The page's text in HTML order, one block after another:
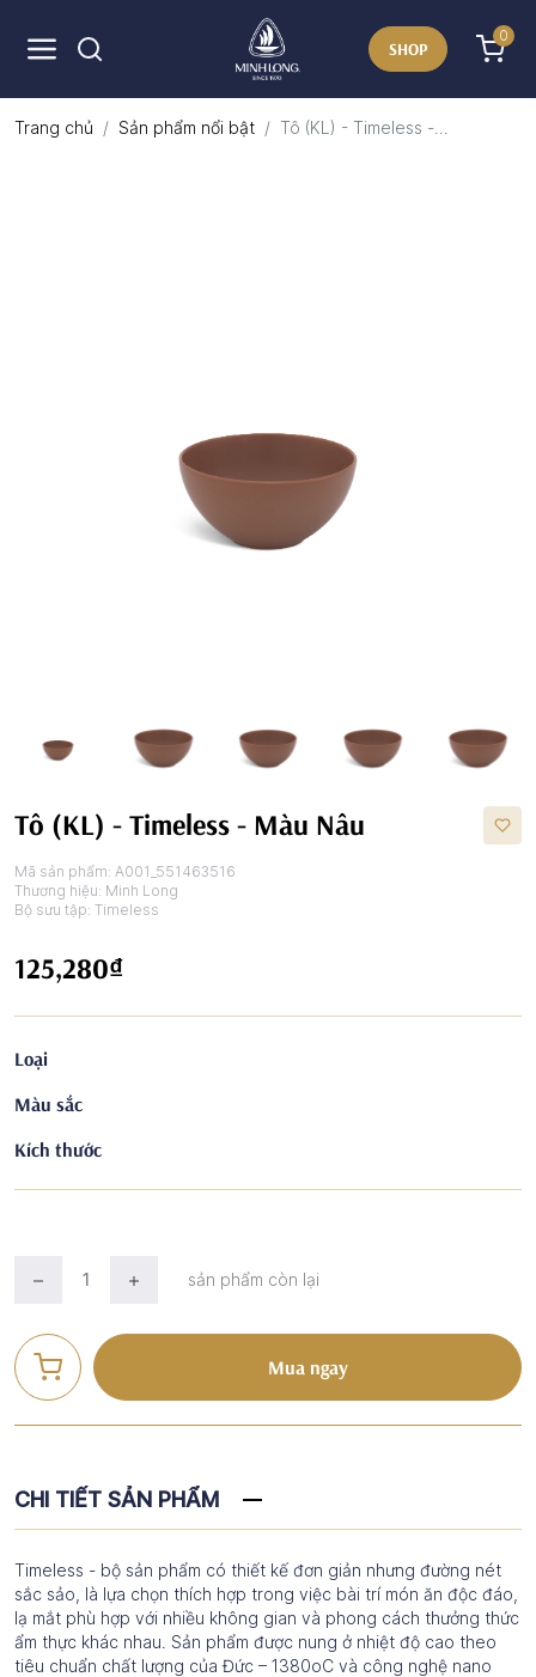
SHOP
0
Trang chủ Sản phẩm nổi bật Tô (KL) - Timeless -...
Tô (KL) - Timeless - Màu Nâu
Mã sản phẩm: A001_551463516
Thương hiệu: Minh Long
Bộ sưu tập: Timeless
125,280₫
Loại
Màu sắc
Kích thước
sản phẩm còn lại
Mua ngay
CHI TIẾT SẢN PHẨM
Timeless - bộ sản phẩm có thiết kế đơn giản nhưng đường nét
sắc sảo, là lựa chọn thích hợp trong việc bài trí món ăn độc đáo,
lạ mắt phù hợp với nhiều không gian và phong cách thưởng thức
ẩm thực khác nhau. Sản phẩm được nung ở nhiệt độ cao theo
tiêu chuẩn chất lượng của Đức – 1380oC và công nghệ nano